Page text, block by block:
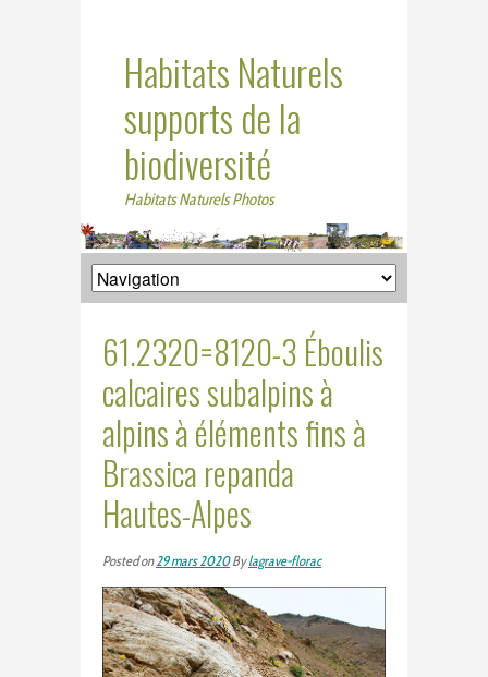
Habitats Naturels
supports de la
biodiversité
Habitats Naturels Photos
61.2320=8120-3 Éboulis
calcaires subalpins à
alpins à éléments fins à
Brassica repanda
Hautes-Alpes
Posted on29 mars 2020Bylagrave-florac